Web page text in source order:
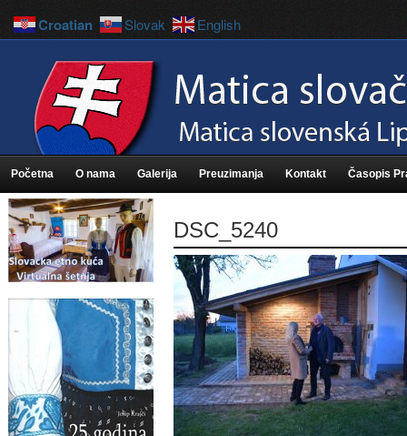
Početna O nama Galerija Preuzimanja Kontakt Časopis
DSC_5240
Croatian Slovak English